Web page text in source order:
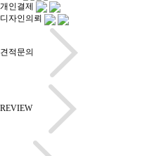
개인결제
디자인의뢰
견적문의
REVIEW